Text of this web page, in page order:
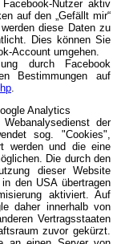
Nutzer aktiv
auf den „Gefällt mir“
diese Daten zu
Dies können Sie
Account umgehen.
durch Facebook
Bestimmungen auf
.
Analytics
der
sog. "Cookies",
werden und die eine
Die durch den
dieser Website
den USA übertragen
aktiviert. Auf
daher innerhalb von
Vertragsstaaten
zuvor gekürzt.